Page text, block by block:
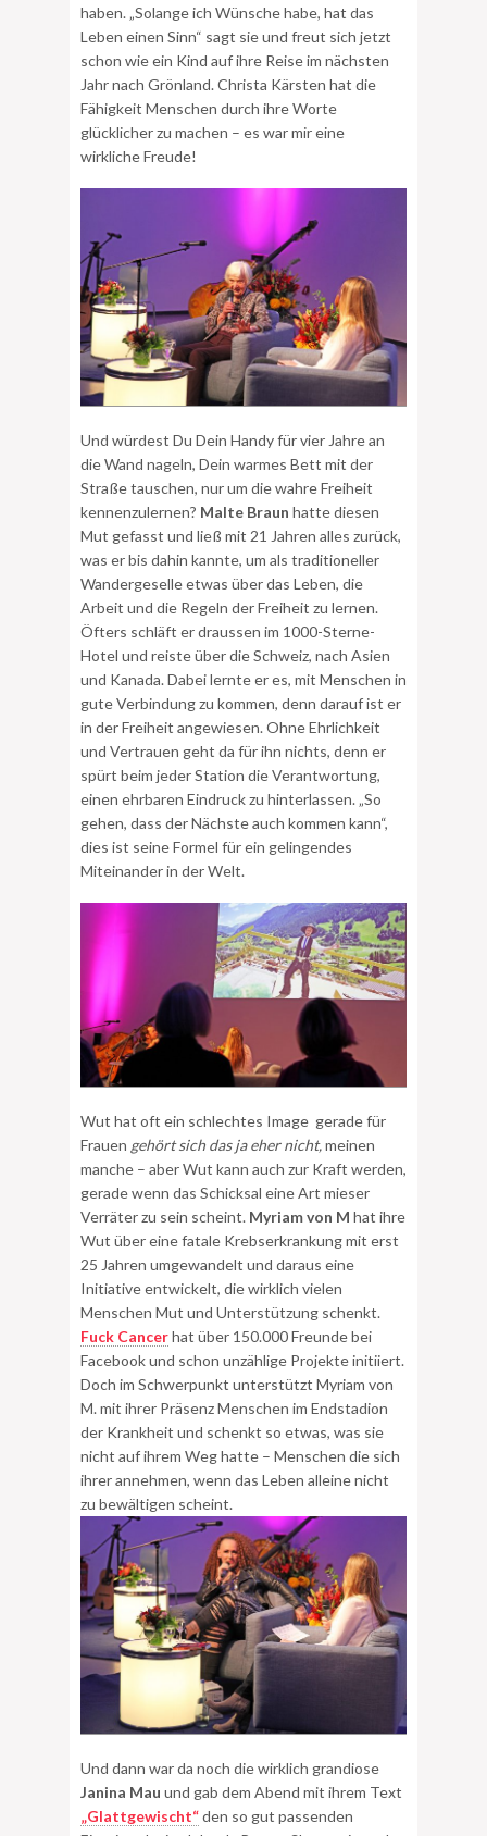
haben. „Solange ich Wünsche habe, hat das
Leben einen Sinn“ sagt sie und freut sich jetzt
schon wie ein Kind auf ihre Reise im nächsten
Jahr nach Grönland. Christa Kärsten hat die
Fähigkeit Menschen durch ihre Worte
glücklicher zu machen – es war mir eine
wirkliche Freude!
Und würdest Du Dein Handy für vier Jahre an
die Wand nageln, Dein warmes Bett mit der
Straße tauschen, nur um die wahre Freiheit
kennenzulernen? Malte Braun hatte diesen
Mut gefasst und ließ mit 21 Jahren alles zurück,
was er bis dahin kannte, um als traditioneller
Wandergeselle etwas über das Leben, die
Arbeit und die Regeln der Freiheit zu lernen.
Öfters schläft er draussen im 1000-Sterne-
Hotel und reiste über die Schweiz, nach Asien
und Kanada. Dabei lernte er es, mit Menschen in
gute Verbindung zu kommen, denn darauf ist er
in der Freiheit angewiesen. Ohne Ehrlichkeit
und Vertrauen geht da für ihn nichts, denn er
spürt beim jeder Station die Verantwortung,
einen ehrbaren Eindruck zu hinterlassen. „So
gehen, dass der Nächste auch kommen kann“,
dies ist seine Formel für ein gelingendes
Miteinander in der Welt.
Wut hat oft ein schlechtes Image gerade für
Frauen gehört sich das ja eher nicht,meinen
manche – aber Wut kann auch zur Kraft werden,
gerade wenn das Schicksal eine Art mieser
Verräter zu sein scheint. Myriam von M hat ihre
Wut über eine fatale Krebserkrankung mit erst
25 Jahren umgewandelt und daraus eine
Initiative entwickelt, die wirklich vielen
Menschen Mut und Unterstützung schenkt.
Fuck Cancerhat über 150.000 Freunde bei
Facebook und schon unzählige Projekte initiiert.
Doch im Schwerpunkt unterstützt Myriam von
M. mit ihrer Präsenz Menschen im Endstadion
der Krankheit und schenkt so etwas, was sie
nicht auf ihrem Weg hatte – Menschen die sich
ihrer annehmen, wenn das Leben alleine nicht
zu bewältigen scheint.
Und dann war da noch die wirklich grandiose
Janina Mau und gab dem Abend mit ihrem Text
„Glattgewischt“den so gut passenden